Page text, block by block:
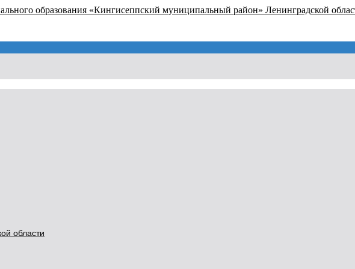
образования «Кингисеппский муниципальный район» Ленинградской
области